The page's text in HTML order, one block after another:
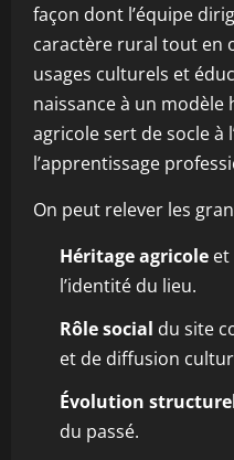
façon dont l’équipe
caractère rural tout en
usages culturels et
naissance à un
agricole sert de socle à
l’apprentissage
On peut relever les
Héritage agricole et
l’identité du lieu.
Rôle social du site
et de diffusion
Évolution
du passé.